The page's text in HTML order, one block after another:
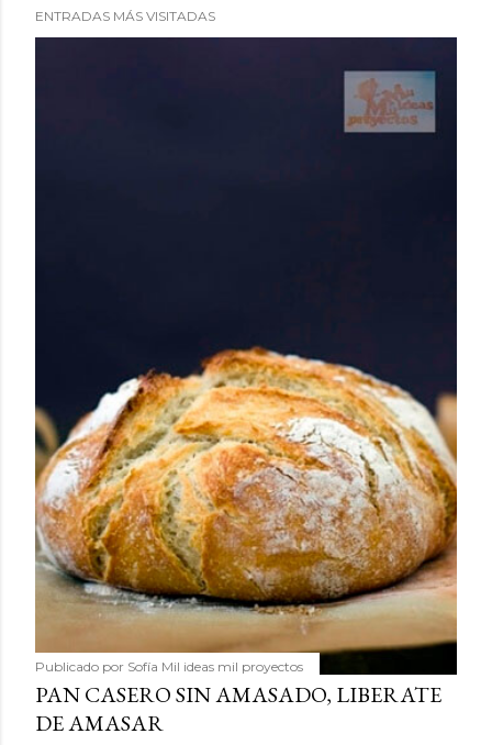
ENTRADAS MÁS VISITADAS
Publicado por Sofía Mil ideas mil proyectos
PAN CASERO SIN AMASADO, LIBERATE
DE AMASAR